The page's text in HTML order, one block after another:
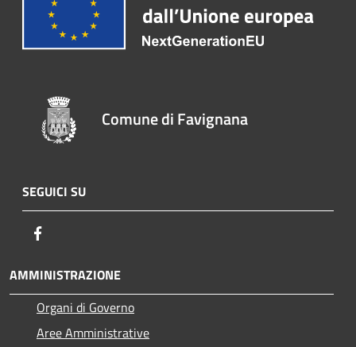
Comune di Favignana
SEGUICI SU
AMMINISTRAZIONE
Organi di Governo
Aree Amministrative